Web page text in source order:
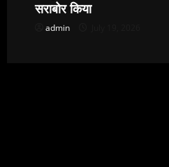
सराबोर किया
admin